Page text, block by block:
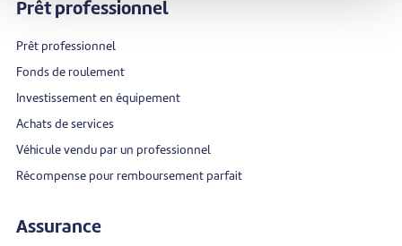
Prêt professionnel
Prêt professionnel
Fonds de roulement
Investissement en équipement
Achats de services
Véhicule vendu par un professionnel
Récompense pour remboursement parfait
Assurance